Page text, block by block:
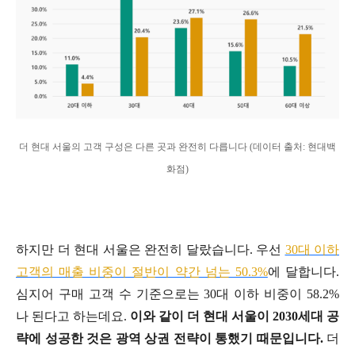
더 현대 서울의 고객 구성은 다른 곳과 완전히 다릅니다 (데이터 출처: 현대백
화점)
하지만 더 현대 서울은 완전히 달랐습니다. 우선 30대 이하
고객의 매출 비중이 절반이 약간 넘는 50.3%에 달합니다.
심지어 구매 고객 수 기준으로는 30대 이하 비중이 58.2%
나 된다고 하는데요. 이와 같이 더 현대 서울이 2030세대 공
략에 성공한 것은 광역 상권 전략이 통했기 때문입니다. 더